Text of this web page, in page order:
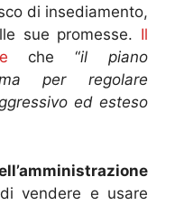
di insediamento,
sue promesse. Il
che “il piano
per regolare
ed esteso
vendere e usare